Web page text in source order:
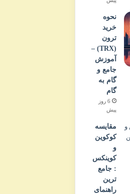
نحوه
خرید
ترون
(TRX) –
آموزش
جامع و
گام به
گام
6 روز
پیش
مقایسه
کوکوین
و
کوینکس
: جامع
ترین
راهنمای